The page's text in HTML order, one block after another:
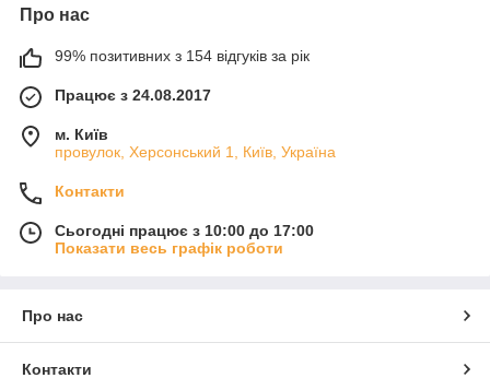
Про нас
99% позитивних з 154 відгуків за рік
Працює з 24.08.2017
м. Київ
провулок, Херсонський 1, Київ, Україна
Контакти
Сьогодні працює з 10:00 до 17:00
Показати весь графік роботи
Про нас
Контакти